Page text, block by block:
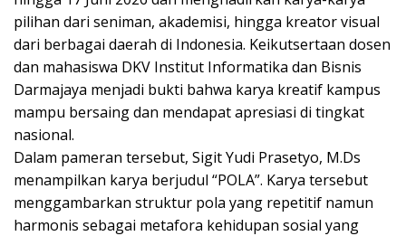
pilihan dari seniman, akademisi, hingga kreator visual
dari berbagai daerah di Indonesia. Keikutsertaan dosen
dan mahasiswa DKV Institut Informatika dan Bisnis
Darmajaya menjadi bukti bahwa karya kreatif kampus
mampu bersaing dan mendapat apresiasi di tingkat
nasional.
Dalam pameran tersebut, Sigit Yudi Prasetyo, M.Ds
menampilkan karya berjudul “POLA”. Karya tersebut
menggambarkan struktur pola yang repetitif namun
harmonis sebagai metafora kehidupan sosial yang